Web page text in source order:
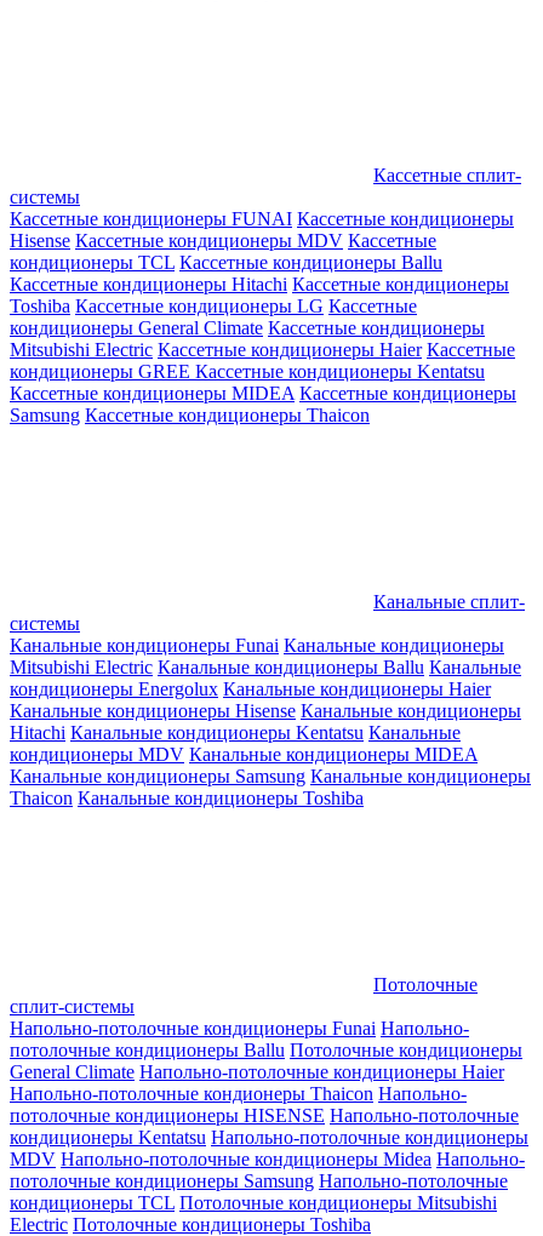
Кассетные сплит-
системы
Кассетные кондиционеры FUNAI Кассетные кондиционеры
Hisense Кассетные кондиционеры MDV Кассетные
кондиционеры TCL Кассетные кондиционеры Ballu
Кассетные кондиционеры Hitachi Кассетные кондиционеры
Toshiba Кассетные кондиционеры LG Кассетные
кондиционеры General Climate Кассетные кондиционеры
Mitsubishi Electric Кассетные кондиционеры Haier Кассетные
кондиционеры GREE Кассетные кондиционеры Kentatsu
Кассетные кондиционеры MIDEA Кассетные кондиционеры
Samsung Кассетные кондиционеры Thaicon
Канальные сплит-
системы
Канальные кондиционеры Funai Канальные кондиционеры
Mitsubishi Electric Канальные кондиционеры Ballu Канальные
кондиционеры Energolux Канальные кондиционеры Haier
Канальные кондиционеры Hisense Канальные кондиционеры
Hitachi Канальные кондиционеры Kentatsu Канальные
кондиционеры MDV Канальные кондиционеры MIDEA
Канальные кондиционеры Samsung Канальные кондиционеры
Thaicon Канальные кондиционеры Toshiba
Потолочные
сплит-системы
Напольно-потолочные кондиционеры Funai Напольно-
потолочные кондиционеры Ballu Потолочные кондиционеры
General Climate Напольно-потолочные кондиционеры Haier
Напольно-потолочные кондионеры Thaicon Напольно-
потолочные кондиционеры HISENSE Напольно-потолочные
кондиционеры Kentatsu Напольно-потолочные кондиционеры
MDV Напольно-потолочные кондиционеры Midea Напольно-
потолочные кондиционеры Samsung Напольно-потолочные
кондиционеры TCL Потолочные кондиционеры Mitsubishi
Electric Потолочные кондиционеры Toshiba